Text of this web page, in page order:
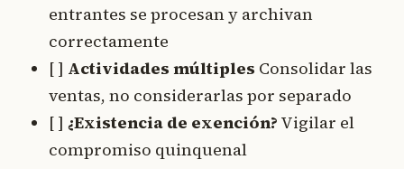
entrantes se procesan y archivan
correctamente
[ ] Actividades múltiples Consolidar las
ventas, no considerarlas por separado
[ ] ¿Existencia de exención? Vigilar el
compromiso quinquenal